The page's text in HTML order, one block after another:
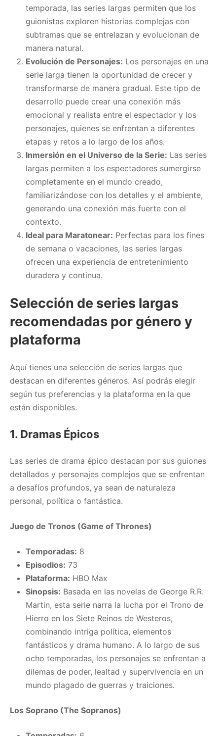
temporada, las series largas permiten que los
guionistas exploren historias complejas con
subtramas que se entrelazan y evolucionan de
manera natural.
Evolución de Personajes: Los personajes en una
serie larga tienen la oportunidad de crecer y
transformarse de manera gradual. Este tipo de
desarrollo puede crear una conexión más
emocional y realista entre el espectador y los
personajes, quienes se enfrentan a diferentes
etapas y retos a lo largo de los años.
Inmersión en el Universo de la Serie: Las series
largas permiten a los espectadores sumergirse
completamente en el mundo creado,
familiarizándose con los detalles y el ambiente,
generando una conexión más fuerte con el
contexto.
Ideal para Maratonear: Perfectas para los fines
de semana o vacaciones, las series largas
ofrecen una experiencia de entretenimiento
duradera y continua.
Selección de series largas
recomendadas por género y
plataforma
Aquí tienes una selección de series largas que
destacan en diferentes géneros. Así podrás elegir
según tus preferencias y la plataforma en la que
están disponibles.
1. Dramas Épicos
Las series de drama épico destacan por sus guiones
detallados y personajes complejos que se enfrentan
a desafíos profundos, ya sean de naturaleza
personal, política o fantástica.
Juego de Tronos (Game of Thrones)
Temporadas: 8
Episodios: 73
Plataforma: HBO Max
Sinopsis: Basada en las novelas de George R.R.
Martin, esta serie narra la lucha por el Trono de
Hierro en los Siete Reinos de Westeros,
combinando intriga política, elementos
fantásticos y drama humano. A lo largo de sus
ocho temporadas, los personajes se enfrentan a
dilemas de poder, lealtad y supervivencia en un
mundo plagado de guerras y traiciones.
Los Soprano (The Sopranos)